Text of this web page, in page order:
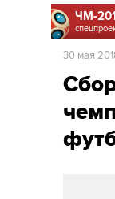
ЧМ-
30 мая